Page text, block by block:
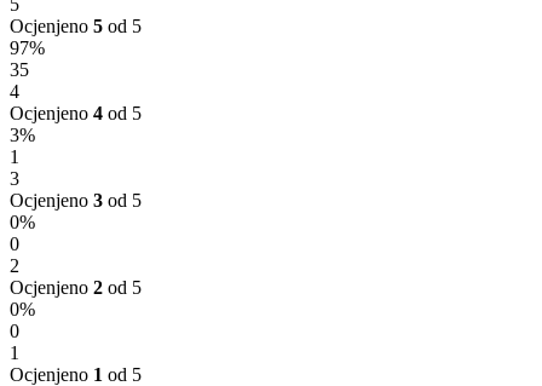
5
Ocjenjeno 5 od 5
97%
35
4
Ocjenjeno 4 od 5
3%
1
3
Ocjenjeno 3 od 5
0%
0
2
Ocjenjeno 2 od 5
0%
0
1
Ocjenjeno 1 od 5